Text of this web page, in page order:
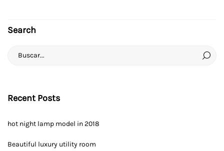
Search
Recent Posts
hot night lamp model in 2018
Beautiful luxury utility room